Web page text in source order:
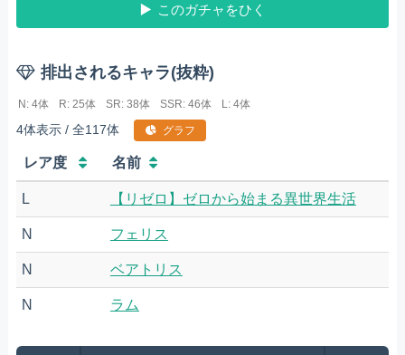
このガチャをひく
排出されるキャラ(抜粋)
N: 4体 R: 25体 SR: 38体 SSR: 46体 L: 4体
4体表示 / 全117体 グラフ
レア度 名前
L 【リゼロ】ゼロから始まる異世界生活
N フェリス
N ベアトリス
N ラム